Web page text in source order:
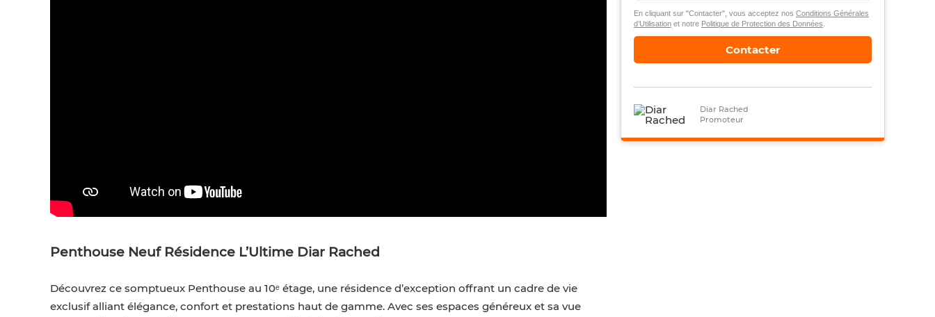
Penthouse Neuf Résidence L’Ultime Diar Rached
Découvrez ce somptueux Penthouse au 10ᵉ étage, une résidence d’exception offrant un cadre de vie
exclusif alliant élégance, confort et prestations haut de gamme. Avec ses espaces généreux et sa vue
En cliquant sur "Contacter", vous acceptez nos Conditions Générales
d’Utilisationet notre Politique de Protection des Données
Contacter
Diar Rached
Promoteur